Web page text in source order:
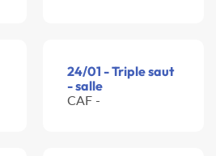
24/01 - Triple saut
- salle
CAF -